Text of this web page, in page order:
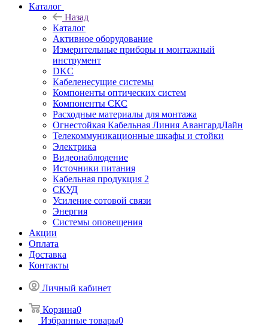
Каталог
Назад
Каталог
Активное оборудование
Измерительные приборы и монтажный
инструмент
DKC
Кабеленесущие системы
Компоненты оптических систем
Компоненты СКС
Расходные материалы для монтажа
Огнестойкая Кабельная Линия АвангардЛайн
Телекоммуникационные шкафы и стойки
Электрика
Видеонаблюдение
Источники питания
Кабельная продукция 2
СКУД
Усиление сотовой связи
Энергия
Системы оповещения
Акции
Оплата
Доставка
Контакты
Личный кабинет
Корзина0
Избранные товары0